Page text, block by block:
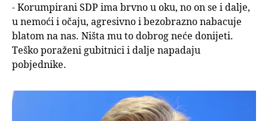
- Korumpirani SDP ima brvno u oku, no on se i dalje,
u nemoći i očaju, agresivno i bezobrazno nabacuje
blatom na nas. Ništa mu to dobrog neće donijeti.
Teško poraženi gubitnici i dalje napadaju
pobjednike.